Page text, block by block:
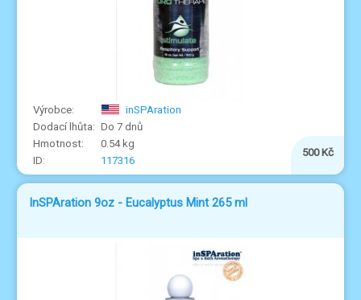
inSPAration
Do 7 dnů
0.54 kg
117316
500 Kč
InSPAration 9oz - Eucalyptus Mint 265 ml